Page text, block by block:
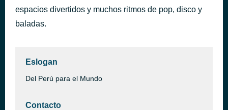
espacios divertidos y muchos ritmos de pop, disco y
baladas.
Eslogan
Del Perú para el Mundo
Contacto